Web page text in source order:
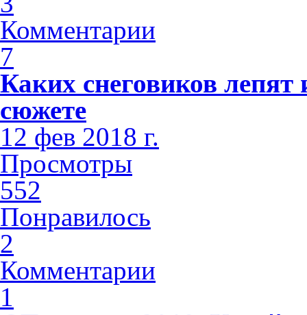
Комментарии
7
Каких снеговиков
сюжете
12 фев 2018 г.
Просмотры
552
Понравилось
2
Комментарии
1